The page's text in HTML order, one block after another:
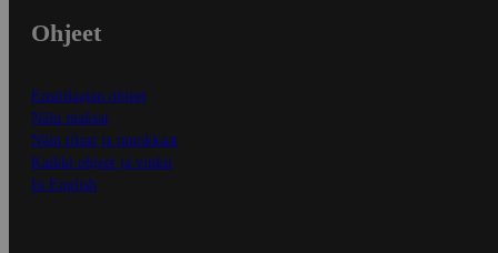
Ohjeet
Ensitilaajan ohjeet
Näin maksat
Näin tilaat ja muokkaat
Kaikki ohjeet ja vinkit
In English